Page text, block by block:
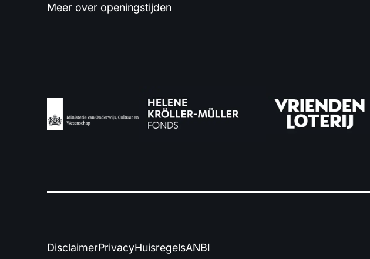
Meer over openingstijden
DisclaimerPrivacyHuisregelsANBI